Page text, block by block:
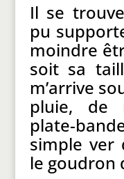
Il se
pu
moindre
soit sa
m’arrive
pluie, de
plate-
simple ver
le goudron